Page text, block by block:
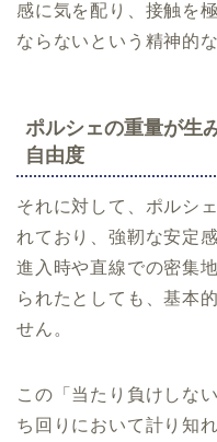
感に気を配り、接触を
ならないという精神的
ポルシェの重量が生
自由度
それに対して、ポルシ
れており、強靭な安定
進入時や直線での密集
られたとしても、基本
せん。
この「当たり負けしな
ち回りにおいて計り知